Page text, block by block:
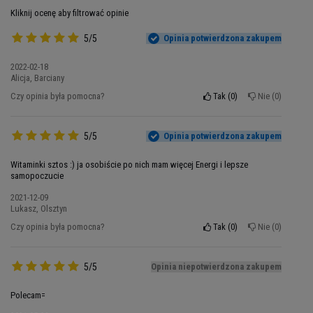
RWS), która wspomaga układ odpornościowy i
przyspiesza regenerację tkanek. Witamina D (25
wspiera funkcjonowanie mięśni. Cynk (25 mg -
250% RWS) jest niezbędny dla prawidłowego
działania układu immunologicznego i
budowaniu formy sportowej.
Co wyróżnia MUTANT Multi? To unikalne
kompozycje składników, takie jak Fito-blend
zawierający ponad 30 superfoods, od trawy
jęczmiennej po spirulinę i chlorellę. Te naturalne
ekstrakty dostarczają Twojemu organizmowi
standardowych multiwitaminach z apteki.
🔬 Nauka i Natura w Jednej
Kliknij ocenę aby filtrować opinie
5/5 Opinia potwierdzona zakupem
2022-02-18
Alicja, Barciany
Czy opinia była pomocna?
Tak 0 Nie 0
5/5 Opinia potwierdzona zakupem
Witaminki sztos :) ja osobiście po nich mam więcej Energi i lepsze
samopoczucie
2021-12-09
Lukasz, Olsztyn
Czy opinia była pomocna?
Tak 0 Nie 0
5/5 Opinia niepotwierdzona zakupem
Polecam=